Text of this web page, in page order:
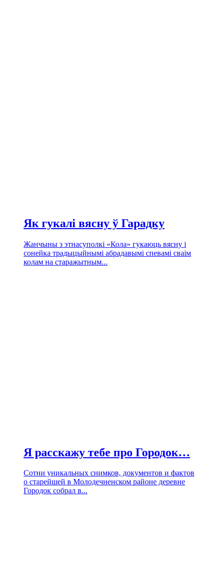
Як гукалі вясну ў Гарадку
Жанчыны з этнасуполкі «Кола» гукаюць вясну і
сонейка традыцыйнымі абрадавымі спевамі сваім
колам на старажытным...
Я расскажу тебе про Городок…
Сотни уникальных снимков, документов и фактов
о старейшей в Молодечненском районе деревне
Городок собрал в...